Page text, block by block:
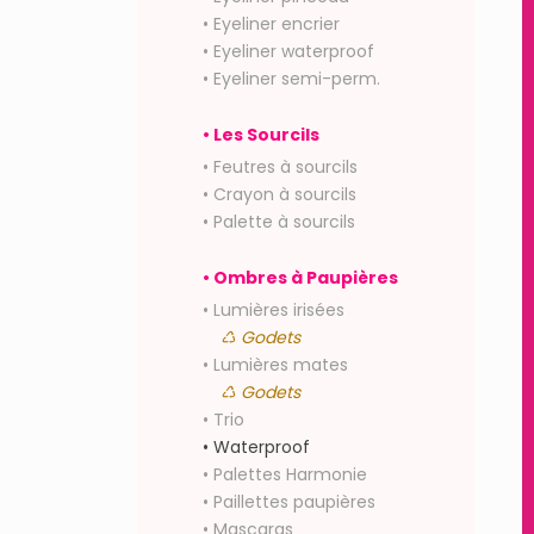
• Eyeliner encrier
• Eyeliner waterproof
• Eyeliner semi-perm.
• Les Sourcils
• Feutres à sourcils
• Crayon à sourcils
• Palette à sourcils
• Ombres à Paupières
• Lumières irisées
♺ Godets
• Lumières mates
♺ Godets
• Trio
• Waterproof
• Palettes Harmonie
• Paillettes paupières